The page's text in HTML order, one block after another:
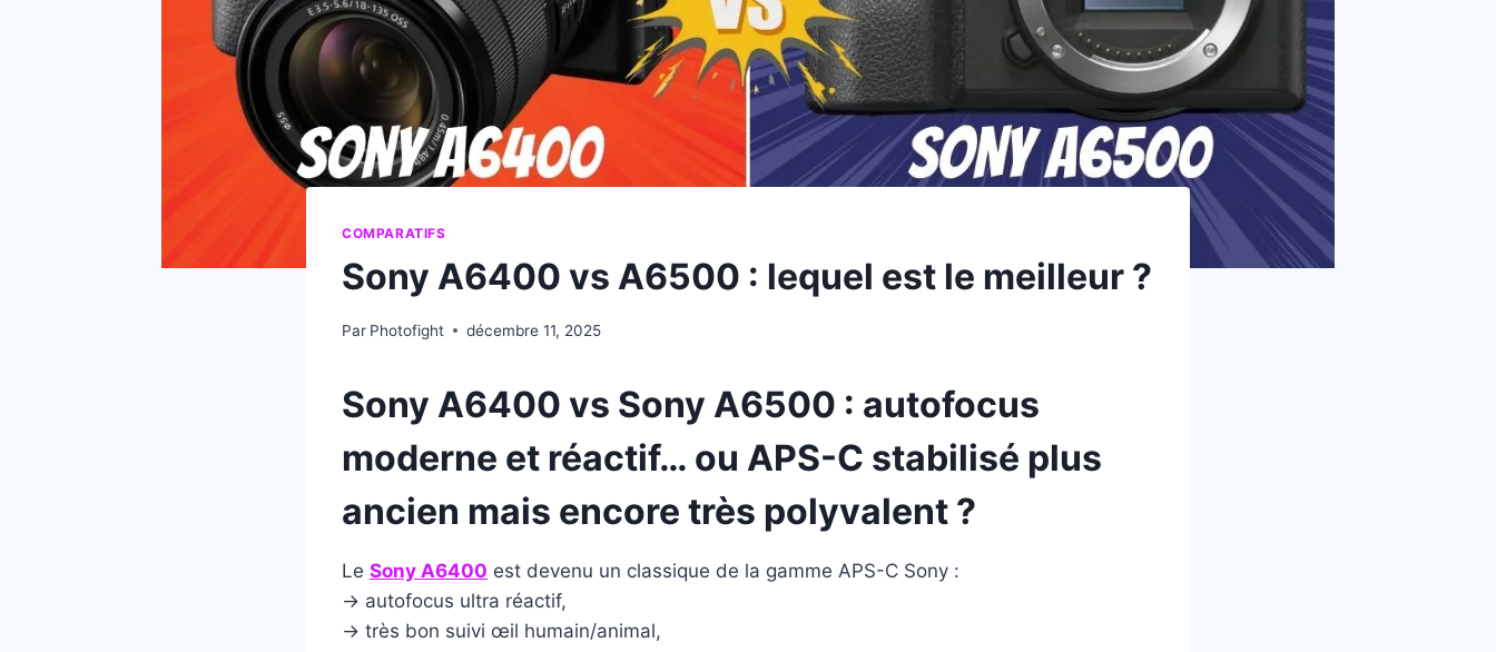
COMPARATIFS
Sony A6400 vs A6500 : lequel est le meilleur ?
Par Photofight décembre 11, 2025
Sony A6400 vs Sony A6500 : autofocus
moderne et réactif… ou APS-C stabilisé plus
ancien mais encore très polyvalent ?
Le Sony A6400 est devenu un classique de la gamme APS-C Sony :
→ autofocus ultra réactif,
→ très bon suivi œil humain/animal,